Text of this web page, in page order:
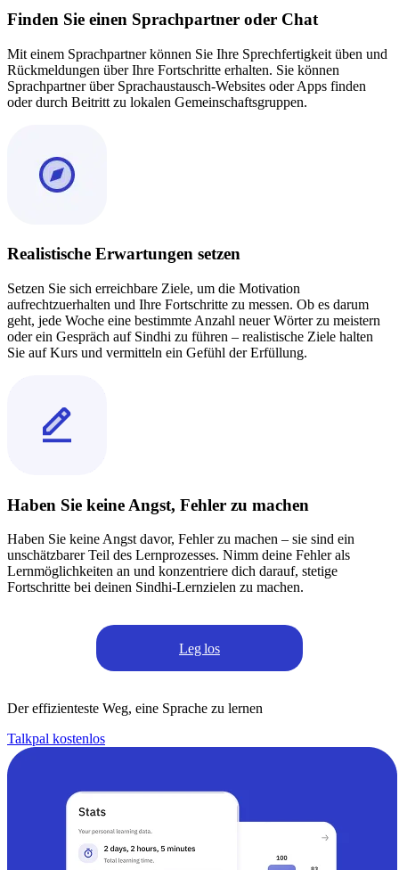
Finden Sie einen Sprachpartner oder Chat
Mit einem Sprachpartner können Sie Ihre Sprechfertigkeit üben und
Rückmeldungen über Ihre Fortschritte erhalten. Sie können
Sprachpartner über Sprachaustausch-Websites oder Apps finden
oder durch Beitritt zu lokalen Gemeinschaftsgruppen.
Realistische Erwartungen setzen
Setzen Sie sich erreichbare Ziele, um die Motivation
aufrechtzuerhalten und Ihre Fortschritte zu messen. Ob es darum
geht, jede Woche eine bestimmte Anzahl neuer Wörter zu meistern
oder ein Gespräch auf Sindhi zu führen – realistische Ziele halten
Sie auf Kurs und vermitteln ein Gefühl der Erfüllung.
Haben Sie keine Angst, Fehler zu machen
Haben Sie keine Angst davor, Fehler zu machen – sie sind ein
unschätzbarer Teil des Lernprozesses. Nimm deine Fehler als
Lernmöglichkeiten an und konzentriere dich darauf, stetige
Fortschritte bei deinen Sindhi-Lernzielen zu machen.
Leg los
Der effizienteste Weg, eine Sprache zu lernen
Talkpal kostenlos